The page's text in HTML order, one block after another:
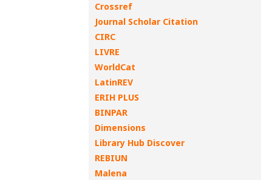
Crossref
Journal Scholar Citation
CIRC
LIVRE
WorldCat
LatinREV
ERIH PLUS
BINPAR
Dimensions
Library Hub Discover
REBIUN
Malena